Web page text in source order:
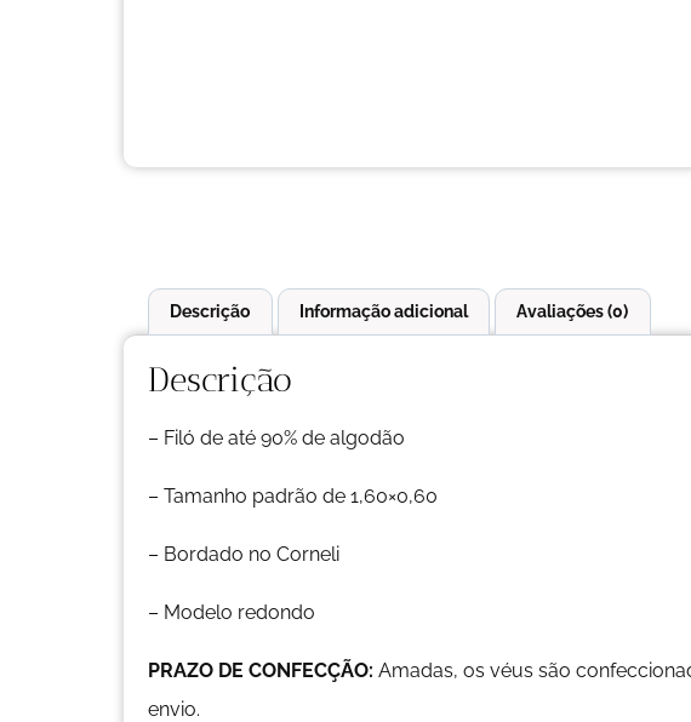
Descrição Informação adicional Avaliações (0)
Descrição
– Filó de até 90% de algodão
– Tamanho padrão de 1,60×0,60
– Bordado no Corneli
– Modelo redondo
PRAZO DE CONFECÇÃO: Amadas, os véus são
envio.